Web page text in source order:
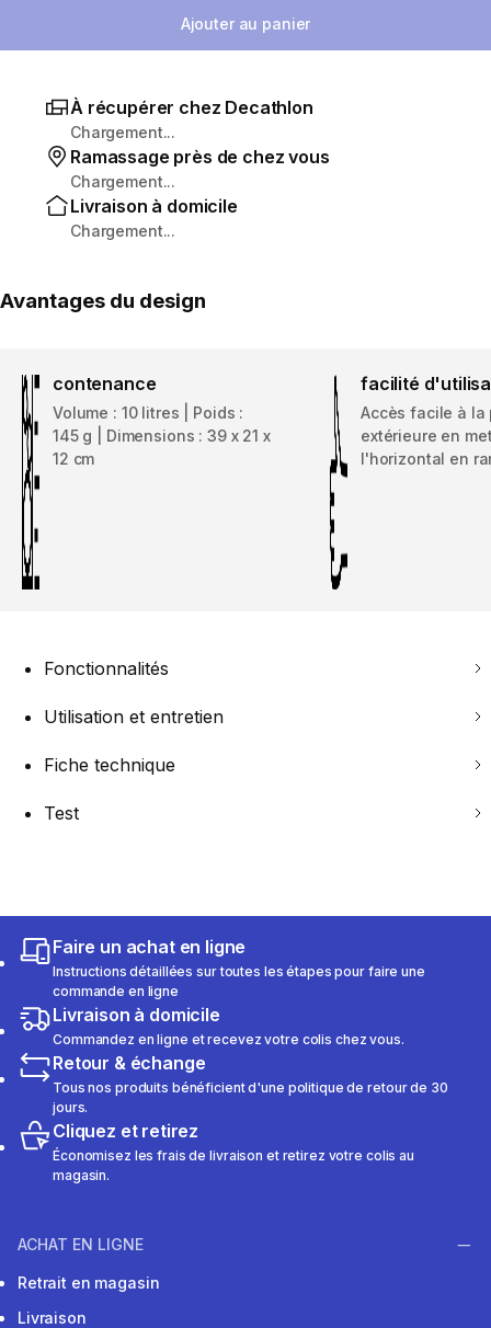
Ajouter au panier
À récupérer chez Decathlon
Chargement...
Ramassage près de chez vous
Chargement...
Livraison à domicile
Chargement...
Avantages du design
contenance
Volume : 10 litres | Poids :
145 g | Dimensions : 39 x 21 x
12 cm
facilité
Accès facile à la
extérieure en
l'horizontal en
Fonctionnalités
Utilisation et entretien
Fiche technique
Test
Faire un achat en ligne
Instructions détaillées sur toutes les étapes pour faire une
commande en ligne
Livraison à domicile
Commandez en ligne et recevez votre colis chez vous.
Retour & échange
Tous nos produits bénéficient d'une politique de retour de 30
jours.
Cliquez et retirez
Économisez les frais de livraison et retirez votre colis au
magasin.
ACHAT EN LIGNE
Retrait en magasin
Livraison